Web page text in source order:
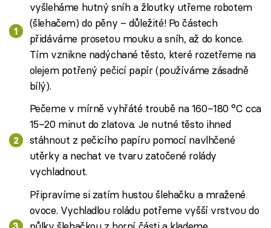
vyšleháme hutný sníh a žloutky utřeme robotem
(šlehačem) do pěny – důležité! Po částech
přidáváme prosetou mouku a sníh, až do konce.
Tím vznikne nadýchané těsto, které rozetřeme na
olejem potřený pečicí papír (používáme zásadně
bílý).
Pečeme v mírně vyhřáté troubě na 160–180 °C cca
15–20 minut do zlatova. Je nutné těsto ihned
stáhnout z pečicího papíru pomocí navlhčené
utěrky a nechat ve tvaru zatočené rolády
vychladnout.
Připravíme si zatím hustou šlehačku a mražené
ovoce. Vychladlou roládu potřeme vyšší vrstvou do